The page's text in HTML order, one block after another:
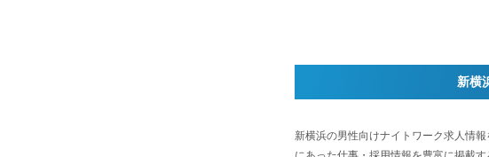
新横
新横浜の男性向けナイトワーク求人情